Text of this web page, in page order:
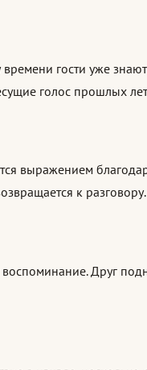
гости уже
голос прошлых
выражением
к разговору.
Друг